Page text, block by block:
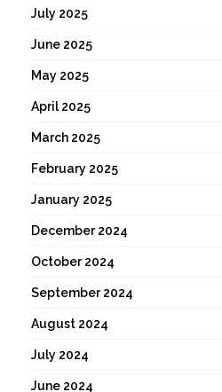
July 2025
June 2025
May 2025
April 2025
March 2025
February 2025
January 2025
December 2024
October 2024
September 2024
August 2024
July 2024
June 2024